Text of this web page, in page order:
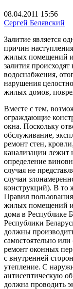
08.04.2011 15:56
Сергей Белявский
Залитие является
причин
жилых помещений
залития
водоснабжения,
нарушения
жилых домов,
Вместе с тем,
ограждающие
окна. Поскольку
обслуживание,
ремонт стен,
канализации лежит
определение
случая не
случаи
конструкций). В то
Правил
жилых помещений
дома в Республике
Республики
должны
самостоятельно
ремонт оконных
с внутренней
утепление. С
антисептическую
должна проводить